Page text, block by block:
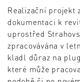
Realizační projekt
dokumentaci k
uprostřed
zpracovávána v
kladl důraz na
které může